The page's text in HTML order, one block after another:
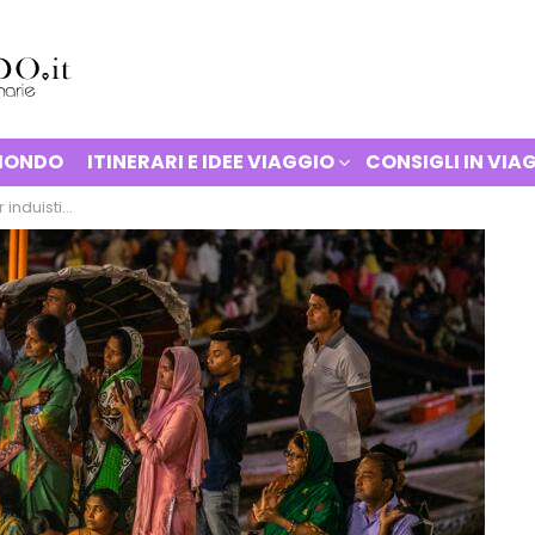
ITINERARI E IDEE VIAGGIO CONSIGLI IN
buddhisti